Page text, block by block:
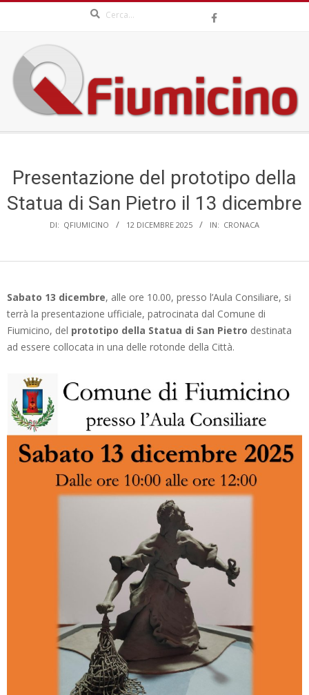
content
QFIUMICINO.COM
MenuPresentazione del prototipo della
Statua di San Pietro il 13 dicembre
DI: QFIUMICINO 12 DICEMBRE 2025 IN: CRONACA
Sabato 13 dicembre, alle ore 10.00, presso l’Aula Consiliare, si
terrà la presentazione ufficiale, patrocinata dal Comune di
Fiumicino, del prototipo della Statua di San Pietro destinata
ad essere collocata in una delle rotonde della Città.